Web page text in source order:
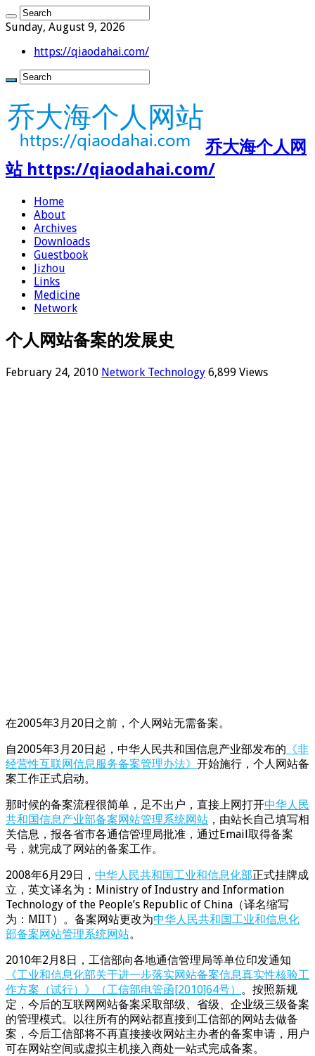
Sunday, August 9, 2026
https://qiaodahai.com/
乔大海个人网
站 https://qiaodahai.com/
Home
About
Archives
Downloads
Guestbook
Jizhou
Links
Medicine
Network
个人网站备案的发展史
February 24, 2010 Network Technology 6,899 Views
在2005年3月20日之前，个人网站无需备案。
自2005年3月20日起，中华人民共和国信息产业部发布的 《非
经营性互联网信息服务备案管理办法》 开始施行，个人网站备
案工作正式启动。
那时候的备案流程很简单，足不出户，直接上网打开中华人民
共和国信息产业部备案网站管理系统网站 ，由站长自己填写相
关信息，报各省市各通信管理局批准，通过Email取得备案
号，就完成了网站的备案工作。
2008年6月29日， 中华人民共和国工业和信息化部正式挂牌成
立，英文译名为：Ministry of Industry and Information
Technology of the People’s Republic of China（译名缩写
为：MIIT）。备案网站更改为中华人民共和国工业和信息化
部备案网站管理系统网站。
2010年2月8日，工信部向各地通信管理局等单位印发通知
《工业和信息化部关于进一步落实网站备案信息真实性核验工
作方案（试行）》（工信部电管函[2010]64号）
。按照新规
定，今后的互联网网站备案采取部级、省级、企业级三级备案
的管理模式。以往所有的网站都直接到工信部的网站去做备
案，今后工信部将不再直接接收网站主办者的备案申请，用户
可在网站空间或虚拟主机接入商处一站式完成备案。